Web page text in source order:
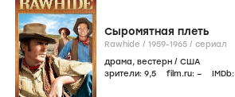
Сыромятная плеть
Rawhide / 1959-1965 / сериал
драма, вестерн / США
зрители: 9,5 film.ru: – IMDb: